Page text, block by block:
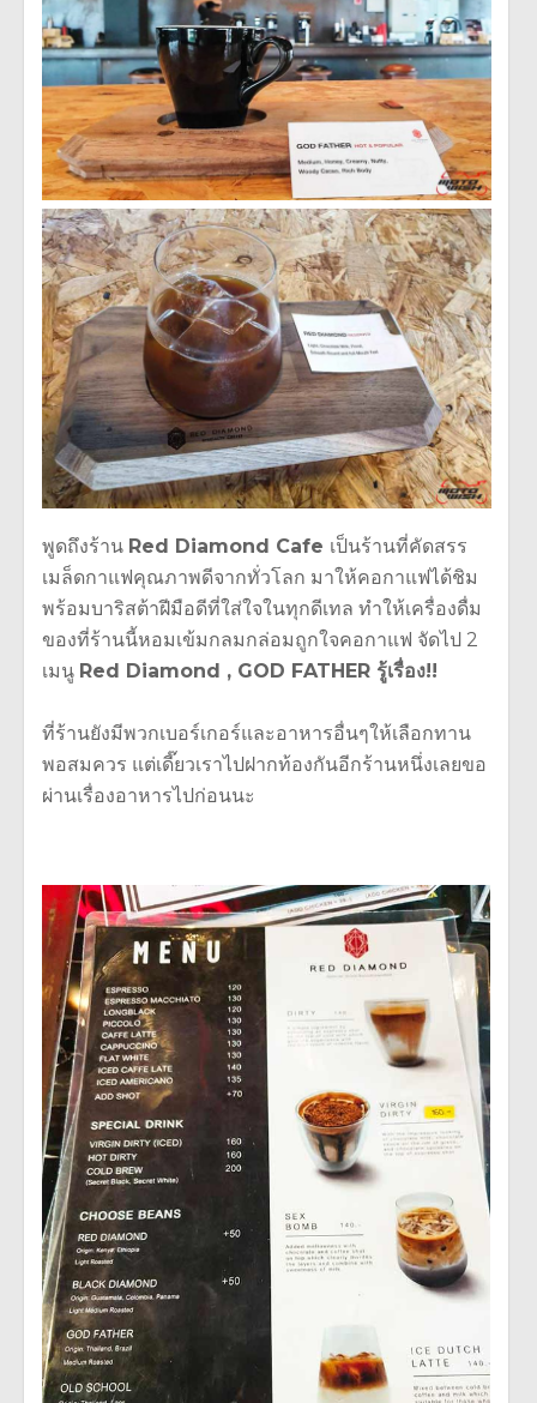
พูดถึงร้าน Red Diamond Cafe เป็นร้านที่คัดสรร
เมล็ดกาแฟคุณภาพดีจากทั่วโลก มาให้คอกาแฟได้ชิม
พร้อมบาริสต้าฝีมือดีที่ใส่ใจในทุกดีเทล ทำให้เครื่องดื่ม
ของที่ร้านนี้หอมเข้มกลมกล่อมถูกใจคอกาแฟ จัดไป 2
เมนู Red Diamond , GOD FATHER รู้เรื่อง!!
ที่ร้านยังมีพวกเบอร์เกอร์และอาหารอื่นๆให้เลือกทาน
พอสมควร แต่เดี๊ยวเราไปฝากท้องกันอีกร้านหนึ่งเลยขอ
ผ่านเรื่องอาหารไปก่อนนะ